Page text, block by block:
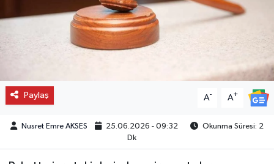
Paylaş A- A+
Nusret Emre AKSES 25.06.2026 - 09:32
Okunma Süresi: 2
Dk